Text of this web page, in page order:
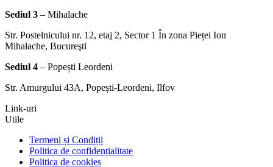
Sediul 3 – Mihalache
Str. Postelnicului nr. 12, etaj 2, Sector 1 În zona Pieței Ion
Mihalache, Bucureşti
Sediul 4 – Popești Leordeni
Str. Amurgului 43A, Popești-Leordeni, Ilfov
Link-uri
Utile
Termeni și Condiții
Politica de confidențialitate
Politica de cookies